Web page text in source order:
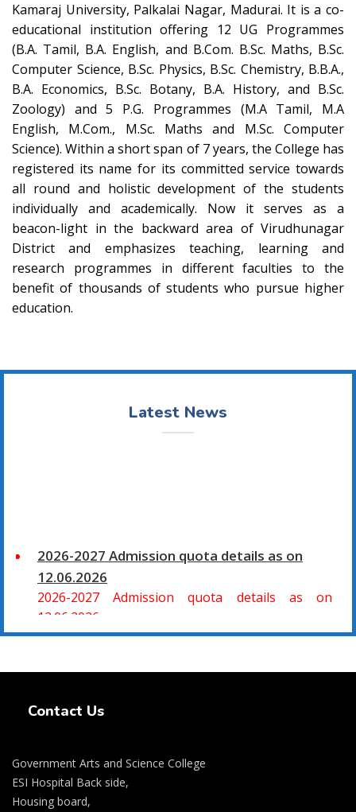
Kamaraj University, Palkalai Nagar, Madurai. It is a co-
educational institution offering 12 UG Programmes
(B.A. Tamil, B.A. English, and B.Com. B.Sc. Maths, B.Sc.
Computer Science, B.Sc. Physics, B.Sc. Chemistry, B.B.A.,
B.A. Economics, B.Sc. Botany, B.A. History, and B.Sc.
Zoology) and 5 P.G. Programmes (M.A Tamil, M.A
English, M.Com., M.Sc. Maths and M.Sc. Computer
Science). Within a short span of 7 years, the College has
registered its name for its committed service towards
all round and holistic development of the students
individually and academically. Now it serves as a
beacon-light in the backward area of Virudhunagar
District and emphasizes teaching, learning and
research programmes in different faculties to the
benefit of thousands of students who pursue higher
education.
Latest News
2026-2027 Admission quota details as on
12.06.2026
2026-2027 Admission quota details as on
12.06.2026
சிவகாசி, அரசு கலை மற்றும் அறிவியல் கல்லூரியில்
08.06.2026 அன்று B.Sc., கணிதம், B.Sc., கணினி
விலங்கியல் ஆகிய அறிவியல் பாடப்பிரிவுகளுக்கும்,
09.06.2026 அன்று B.Com., வணிகவியல், B.B.A.,
வணிக நிர்வாகவியல், B.A., பொருளியல், B.A., வரலாறு
Contact Us
Government Arts and Science College
ESI Hospital Back side,
Housing board,